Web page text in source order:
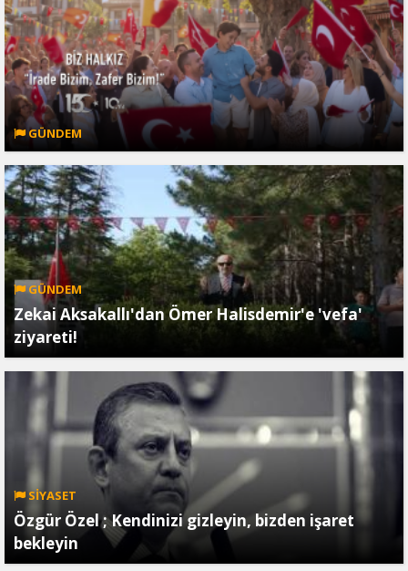
GÜNDEM
GÜNDEM
Zekai Aksakallı'dan Ömer Halisdemir'e 'vefa'
ziyareti!
SİYASET
Özgür Özel ; Kendinizi gizleyin, bizden işaret
bekleyin